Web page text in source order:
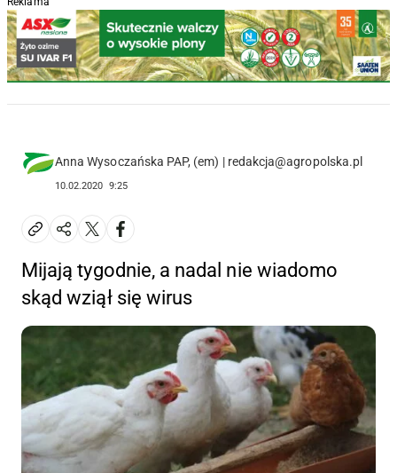
Anna Wysoczańska PAP, (em) | redakcja@agropolska.pl
10.02.2020 9:25
Mijają tygodnie, a nadal nie wiadomo
skąd wziął się wirus